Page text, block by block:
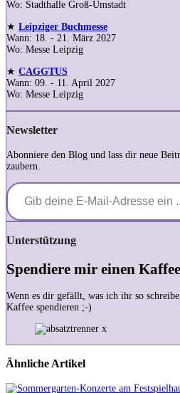
Wo: Stadthalle Groß-Umstadt
★ Leipziger Buchmesse
Wann: 18. - 21. März 2027
Wo: Messe Leipzig
★ CAGGTUS
Wann: 09. - 11. April 2027
Wo: Messe Leipzig
Newsletter
Abonniere den Blog und lass dir neue
zaubern.
Gib deine E-Mail-Adresse ein ...
Unterstützung
Spendiere mir einen Kaffee
Wenn es dir gefällt, was ich ihr so
Kaffee spendieren ;-)
Ähnliche Artikel